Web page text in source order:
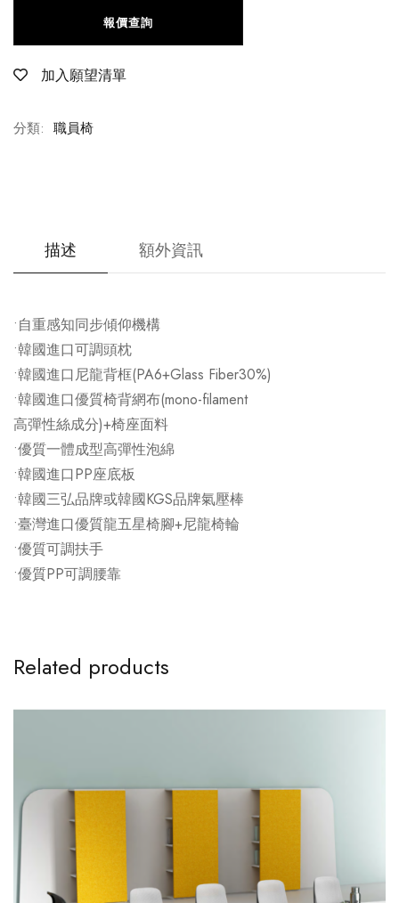
加入願望清單
報價查詢
分類: 職員椅
描述 額外資訊
•自重感知同步傾仰機構
•韓國進口可調頭枕
•韓國進口尼龍背框(PA6+Glass Fiber30%)
•韓國進口優質椅背網布(mono-filament
高彈性絲成分)+椅座面料
•優質一體成型高彈性泡綿
•韓國進口PP座底板
•韓國三弘品牌或韓國KGS品牌氣壓棒
•臺灣進口優質龍五星椅腳+尼龍椅輪
•優質可調扶手
•優質PP可調腰靠
Related products